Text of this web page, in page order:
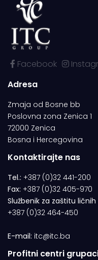
Facebook
Adresa
Zmaja od Bosne bb
Poslovna zona Zenica 1
72000 Zenica
Bosna i Hercegovina
Kontaktirajte nas
Tel.: +387 (0)32 441-200
Fax: +387 (0)32 405-970
Službenik za zaštitu
+387 (0)32 464-450
E-mail: itc@itc.ba
Profitni centri